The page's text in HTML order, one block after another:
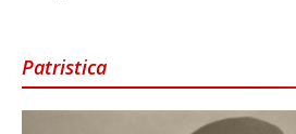
Patristica